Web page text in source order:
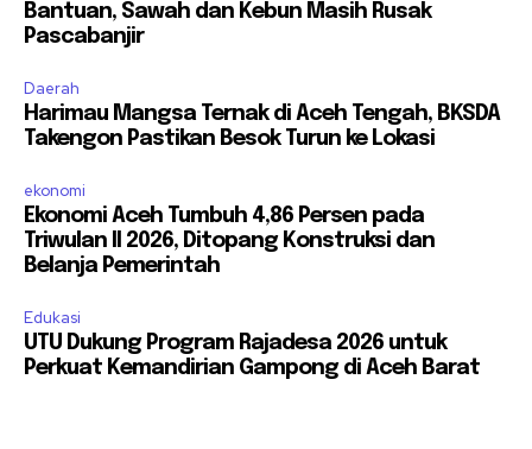
Bantuan, Sawah dan Kebun Masih Rusak
Pascabanjir
Daerah
Harimau Mangsa Ternak di Aceh Tengah, BKSDA
Takengon Pastikan Besok Turun ke Lokasi
ekonomi
Ekonomi Aceh Tumbuh 4,86 Persen pada
Triwulan II 2026, Ditopang Konstruksi dan
Belanja Pemerintah
Edukasi
UTU Dukung Program Rajadesa 2026 untuk
Perkuat Kemandirian Gampong di Aceh Barat